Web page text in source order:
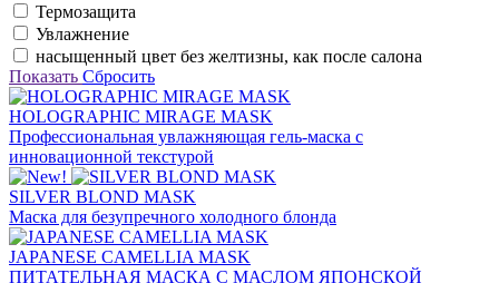
Термозащита
Увлажнение
насыщенный цвет без желтизны, как после салона
Показать Сбросить
HOLOGRAPHIC MIRAGE MASK
Профессиональная увлажняющая гель-маска с
инновационной текстурой
SILVER BLOND MASK
Маска для безупречного холодного блонда
JAPANESE CAMELLIA MASK
ПИТАТЕЛЬНАЯ МАСКА С МАСЛОМ ЯПОНСКОЙ